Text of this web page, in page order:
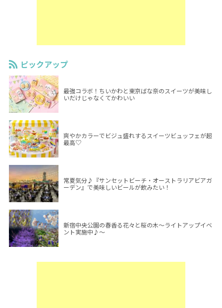
ピックアップ
最強コラボ！ちいかわと東京ばな奈のスイーツが美味し
いだけじゃなくてかわいい
爽やかカラーでビジュ盛れするスイーツビュッフェが超
最高♡
常夏気分♪『サンセットビーチ・オーストラリアビアガ
ーデン』で美味しいビールが飲みたい！
新宿中央公園の春香る花々と桜の木～ライトアップイベ
ント実施中♪～